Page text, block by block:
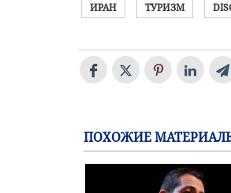
ИРАН ТУРИЗМ
ПОХОЖИЕ